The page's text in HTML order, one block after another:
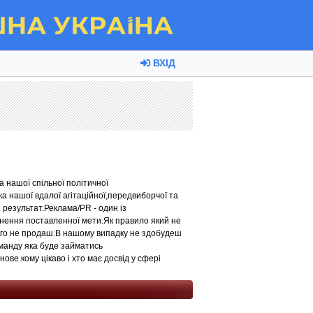
ВХІД
спільної політичної
вдалої агітаційної,передвиборчої та
PR - один із
поставленної мети.Як правило який не
не продаш.В нашому випадку не здобудеш
яка буде займатись
кому цікаво і хто має досвід у сфері